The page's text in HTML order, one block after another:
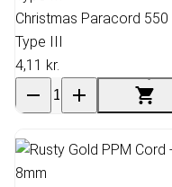
Christmas Paracord 550
Type III
4,11 kr.